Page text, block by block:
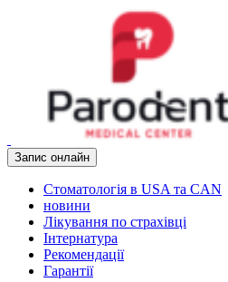
Запис онлайн
Стоматологія в USA та CAN
новини
Лікування по страхівці
Інтернатура
Рекомендації
Гарантії